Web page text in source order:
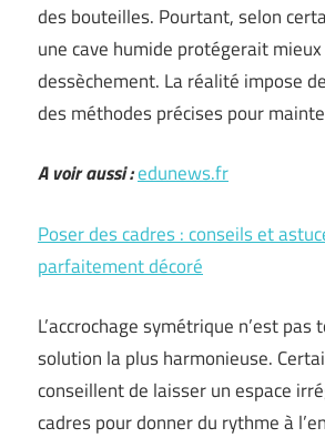
des bouteilles. Pourtant, selon
une cave humide protégerait
dessèchement. La réalité impose
des méthodes précises pour
A voir aussi :edunews.fr
Poser des cadres : conseils et
parfaitement décoré
L’accrochage symétrique n’est pas
solution la plus harmonieuse.
conseillent de laisser un espace
cadres pour donner du rythme à